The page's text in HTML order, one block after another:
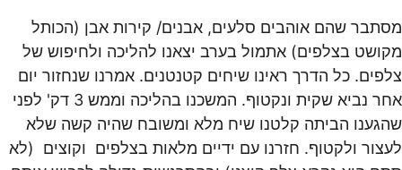
מסתבר שהם אוהבים סלעים, אבנים/ קירות אבן (הכותל
מקושט בצלפים) אתמול בערב יצאנו להליכה ולחיפוש של
צלפים. כל הדרך ראינו שיחים קטנטנים. אמרנו שנחזור יום
אחר נביא שקית ונקטוף. המשכנו בהליכה וממש 3 דק' לפני
שהגענו הביתה קלטנו שיח מלא ומשובח שהיה קשה שלא
לעצור ולקטוף. חזרנו עם ידיים מלאות בצלפים וקוצים
(לא